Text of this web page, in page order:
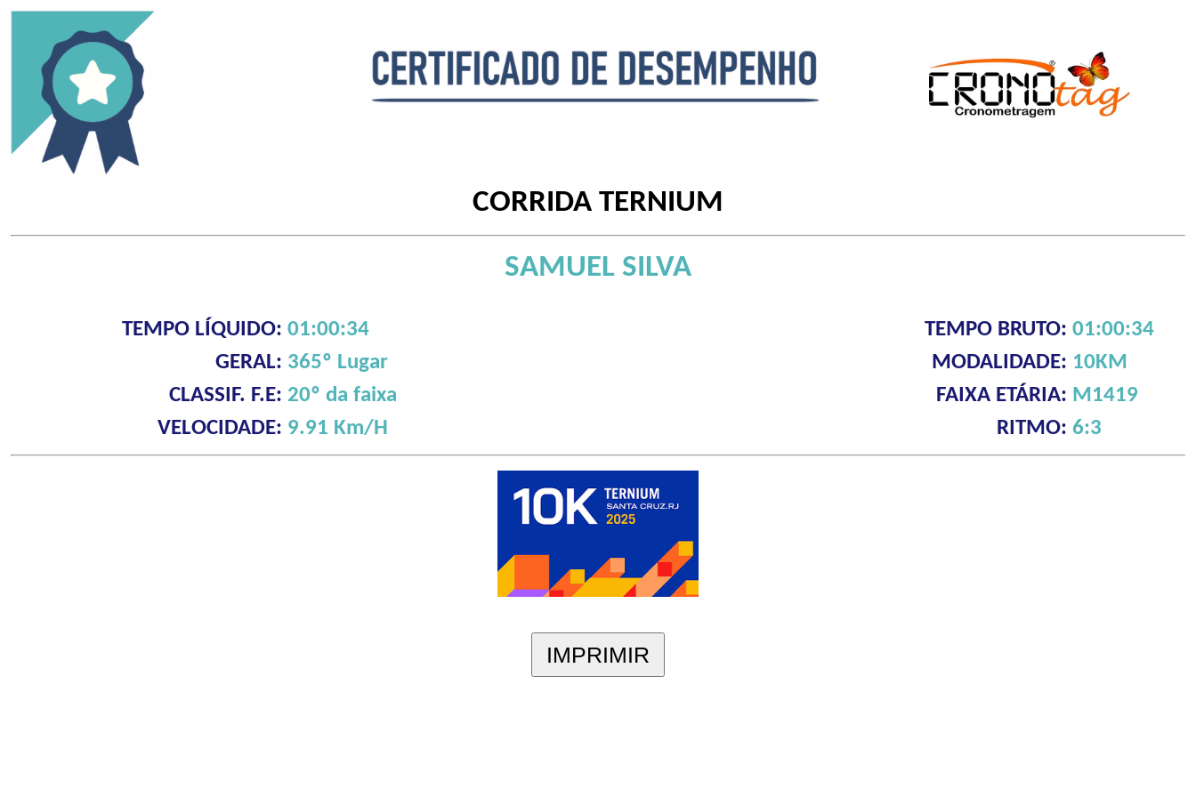
CORRIDA TERNIUM
SAMUEL SILVA
TEMPO LÍQUIDO: 01:00:34 TEMPO BRUTO: 01:00:34
GERAL: 365º Lugar MODALIDADE: 10KM
CLASSIF. F.E: 20º da faixa FAIXA ETÁRIA: M1419
VELOCIDADE: 9.91 Km/H RITMO: 6:3